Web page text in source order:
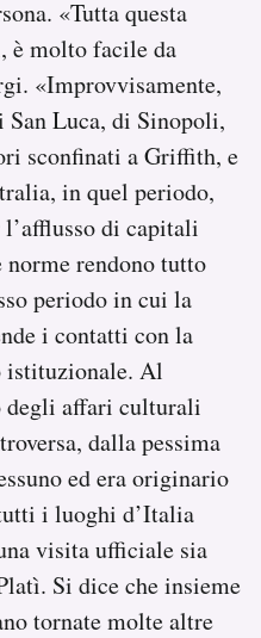
«Tutta questa
è molto facile da
«Improvvisamente,
Luca, di Sinopoli,
sconfinati a Griffith, e
in quel periodo,
di capitali
norme rendono tutto
periodo in cui la
i contatti con la
istituzionale. Al
affari culturali
dalla pessima
ed era originario
i luoghi d’Italia
visita ufficiale sia
Si dice che insieme
tornate molte altre